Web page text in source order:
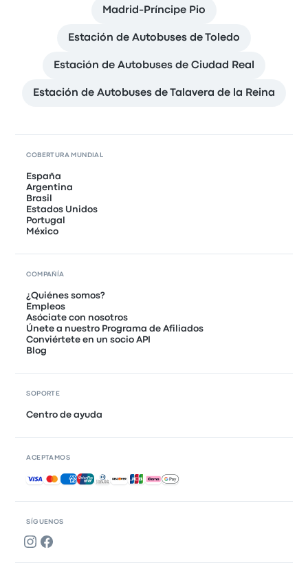
Madrid-Príncipe Pio
Estación de Autobuses de Toledo
Estación de Autobuses de Ciudad Real
Estación de Autobuses de Talavera de la Reina
SÍGUENOS
COBERTURA MUNDIAL
España
Argentina
Brasil
Estados Unidos
Portugal
México
COMPAÑÍA
¿Quiénes somos?
Empleos
Asóciate con nosotros
Únete a nuestro Programa de Afiliados
Conviértete en un socio API
Blog
SOPORTE
Centro de ayuda
ACEPTAMOS
Pagos aceptados